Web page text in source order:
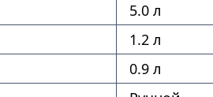
5.0 л
1.2 л
0.9 л